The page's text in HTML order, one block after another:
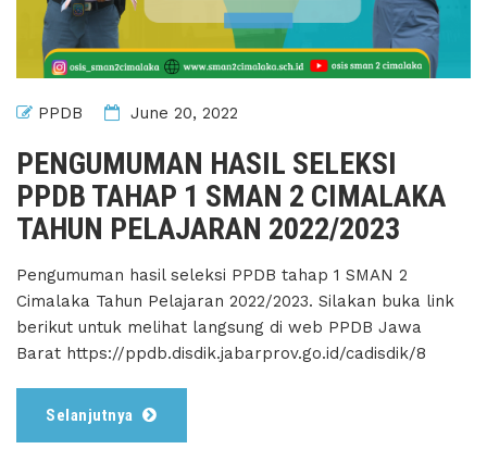
PPDB June 20, 2022
PENGUMUMAN HASIL SELEKSI
PPDB TAHAP 1 SMAN 2 CIMALAKA
TAHUN PELAJARAN 2022/2023
Pengumuman hasil seleksi PPDB tahap 1 SMAN 2
Cimalaka Tahun Pelajaran 2022/2023. Silakan buka link
berikut untuk melihat langsung di web PPDB Jawa
Barat https://ppdb.disdik.jabarprov.go.id/cadisdik/8
Selanjutnya